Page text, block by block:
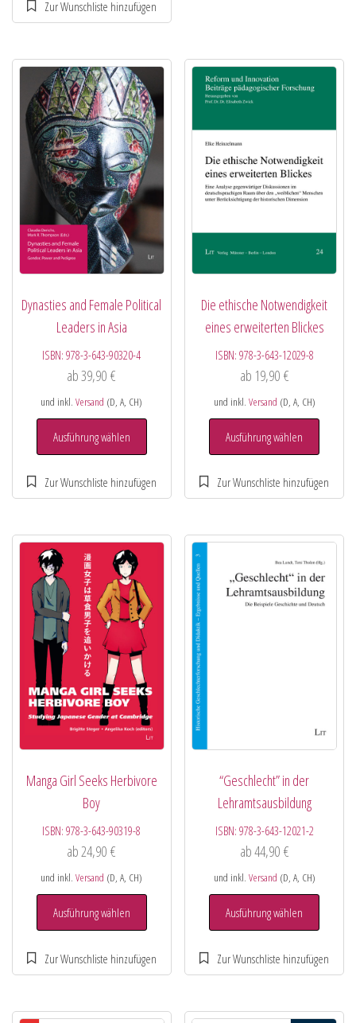
Dynasties and Female Political
Leaders in Asia
ISBN:978-3-643-90320-4
ab39,90€
und inkl.Versand (D, A, CH)
Ausführung wählen
Die ethische Notwendigkeit
eines erweiterten Blickes
ISBN: 978-3-643-12029-8
ab 19,90 €
und inkl. Versand (D, A, CH)
Ausführung wählen
Manga Girl Seeks Herbivore
Boy
ISBN:978-3-643-90319-8
ab24,90€
und inkl.Versand (D, A, CH)
Ausführung wählen
“Geschlecht” in der
Lehramtsausbildung
ISBN: 978-3-643-12021-2
ab44,90 €
und inkl. Versand (D, A, CH)
Ausführung wählen